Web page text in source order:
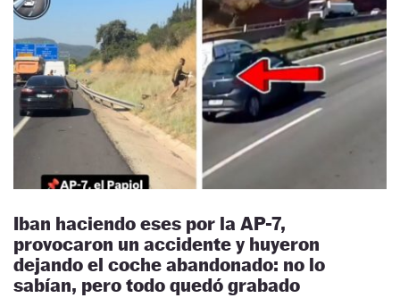
Iban haciendo eses por la AP-7,
provocaron un accidente y huyeron
dejando el coche abandonado: no lo
sabían, pero todo quedó grabado